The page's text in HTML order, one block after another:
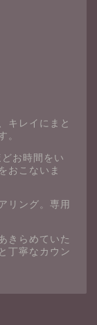
キレイにまと
。
お時間をい
おこないま
リング。専用
きらめていた
丁寧なカウン